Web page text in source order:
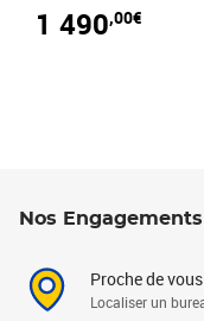
1 490,00€
Nos Engagements
Proche de vous
Localiser un